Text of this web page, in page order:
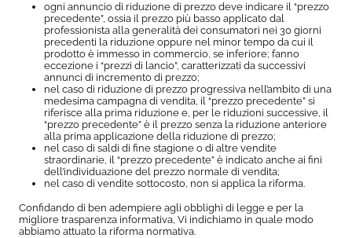
ogni annuncio di riduzione di prezzo deve indicare il “prezzo
precedente”, ossia il prezzo più basso applicato dal
professionista alla generalità dei consumatori nei 30 giorni
precedenti la riduzione oppure nel minor tempo da cui il
prodotto è immesso in commercio, se inferiore; fanno
eccezione i “prezzi di lancio”, caratterizzati da successivi
annunci di incremento di prezzo;
nel caso di riduzione di prezzo progressiva nell’ambito di una
medesima campagna di vendita, il “prezzo precedente” si
riferisce alla prima riduzione e, per le riduzioni successive, il
“prezzo precedente” è il prezzo senza la riduzione anteriore
alla prima applicazione della riduzione di prezzo;
nel caso di saldi di fine stagione o di altre vendite
straordinarie, il “prezzo precedente” è indicato anche ai fini
dell’individuazione del prezzo normale di vendita;
nel caso di vendite sottocosto, non si applica la riforma.
Confidando di ben adempiere agli obblighi di legge e per la
migliore trasparenza informativa, Vi indichiamo in quale modo
abbiamo attuato la riforma normativa.